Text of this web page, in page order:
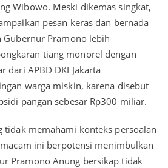
Wibowo. Meski dikemas singkat,
pesan keras dan bernada
Pramono lebih
tiang monorel dengan
dari APBD DKI Jakarta
warga miskin, karena disebut
pangan sebesar Rp300 miliar.
tidak memahami konteks persoalan
ini berpotensi menimbulkan
Pramono Anung bersikap tidak